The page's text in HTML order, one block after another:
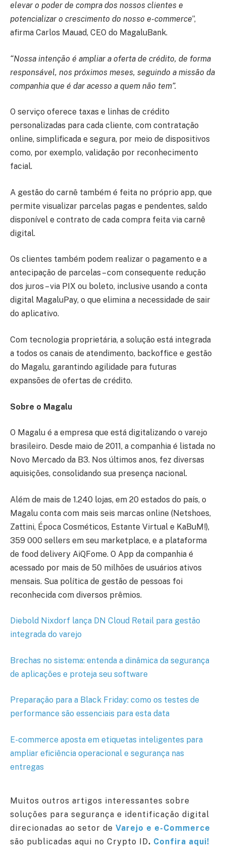
elevar o poder de compra dos nossos clientes e
potencializar o crescimento do nosso e-commerce”,
afirma Carlos Mauad, CEO do MagaluBank.
“Nossa intenção é ampliar a oferta de crédito, de forma
responsável, nos próximos meses, seguindo a missão da
companhia que é dar acesso a quem não tem”.
O serviço oferece taxas e linhas de crédito
personalizadas para cada cliente, com contratação
online, simplificada e segura, por meio de dispositivos
como, por exemplo, validação por reconhecimento
facial.
A gestão do carnê também é feita no próprio app, que
permite visualizar parcelas pagas e pendentes, saldo
disponível e contrato de cada compra feita via carnê
digital.
Os clientes também podem realizar o pagamento e a
antecipação de parcelas – com consequente redução
dos juros – via PIX ou boleto, inclusive usando a conta
digital MagaluPay, o que elimina a necessidade de sair
do aplicativo.
Com tecnologia proprietária, a solução está integrada
a todos os canais de atendimento, backoffice e gestão
do Magalu, garantindo agilidade para futuras
expansões de ofertas de crédito.
Sobre o Magalu
O Magalu é a empresa que está digitalizando o varejo
brasileiro. Desde maio de 2011, a companhia é listada no
Novo Mercado da B3. Nos últimos anos, fez diversas
aquisições, consolidando sua presença nacional.
Além de mais de 1.240 lojas, em 20 estados do país, o
Magalu conta com mais seis marcas online (Netshoes,
Zattini, Época Cosméticos, Estante Virtual e KaBuM!),
359 000 sellers em seu marketplace, e a plataforma
de food delivery AiQFome. O App da companhia é
acessado por mais de 50 milhões de usuários ativos
mensais. Sua política de gestão de pessoas foi
reconhecida com diversos prêmios.
Diebold Nixdorf lança DN Cloud Retail para gestão
integrada do varejo
Brechas no sistema: entenda a dinâmica da segurança
de aplicações e proteja seu software
Preparação para a Black Friday: como os testes de
performance são essenciais para esta data
E-commerce aposta em etiquetas inteligentes para
ampliar eficiência operacional e segurança nas
entregas
Muitos outros artigos interessantes sobre
soluções para segurança e identificação digital
direcionadas ao setor de Varejo e e-Commerce
são publicadas aqui no Crypto ID. Confira aqui!